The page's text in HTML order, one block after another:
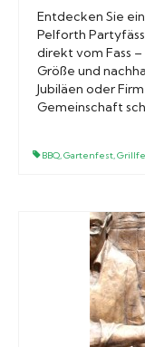
Entdecken Sie
Pelforth
direkt vom Fass
Größe und
Jubiläen oder
Gemeinschaft
BBQ,Gartenfest,